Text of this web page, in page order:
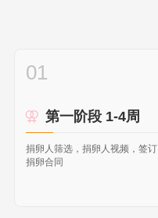
01
第一阶段 1-4周
捐卵人筛选，捐卵人视频，签订
捐卵合同